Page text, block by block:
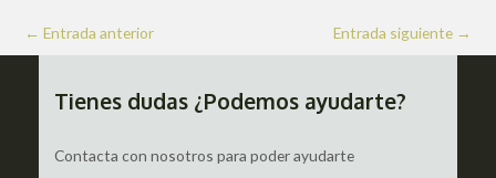
Navegación
de
← Entrada anterior Entrada siguiente →
Tienes dudas ¿Podemos ayudarte?
Contacta con nosotros para poder ayudarte